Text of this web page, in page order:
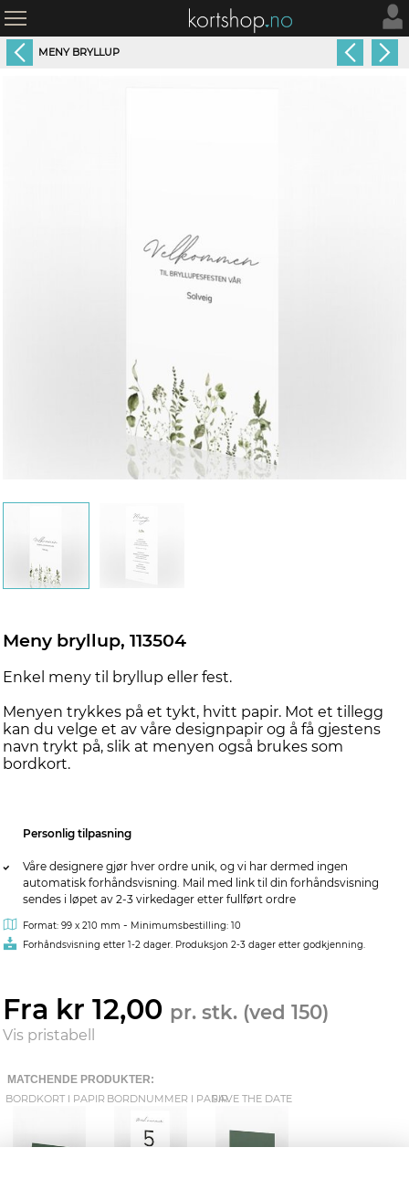
MENY BRYLLUP
Meny bryllup, 113504
Enkel meny til bryllup eller fest.
Menyen trykkes på et tykt, hvitt papir. Mot et tillegg
kan du velge et av våre designpapir og å få gjestens
navn trykt på, slik at menyen også brukes som
bordkort.
Personlig tilpasning
Våre designere gjør hver ordre unik, og vi har dermed ingen
automatisk forhåndsvisning. Mail med link til din forhåndsvisning
sendes i løpet av 2-3 virkedager etter fullført ordre
Format: 99 x 210 mm - Minimumsbestilling: 10
Forhåndsvisning etter 1-2 dager. Produksjon 2-3 dager etter godkjenning.
Fra kr 12,00 pr. stk. (ved 150)
Vis pristabell
MATCHENDE PRODUKTER:
BORDKORT I PAPIR BORDNUMMER I PAPIRSAVE THE DATE